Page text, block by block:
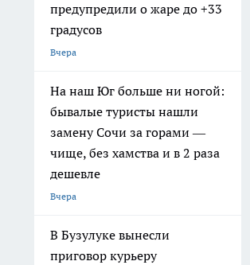
предупредили о жаре до +33
градусов
Вчера
На наш Юг больше ни ногой:
бывалые туристы нашли
замену Сочи за горами —
чище, без хамства и в 2 раза
дешевле
Вчера
В Бузулуке вынесли
приговор курьеру